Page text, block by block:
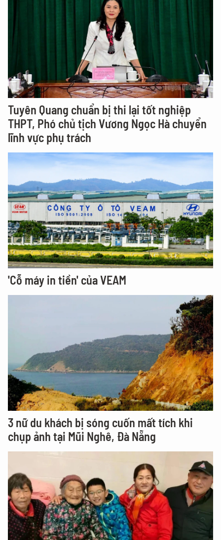
Tuyên Quang chuẩn bị thi lại tốt nghiệp
THPT, Phó chủ tịch Vương Ngọc Hà chuyển
lĩnh vực phụ trách
'Cỗ máy in tiền' của VEAM
3 nữ du khách bị sóng cuốn mất tích khi
chụp ảnh tại Mũi Nghê, Đà Nẵng